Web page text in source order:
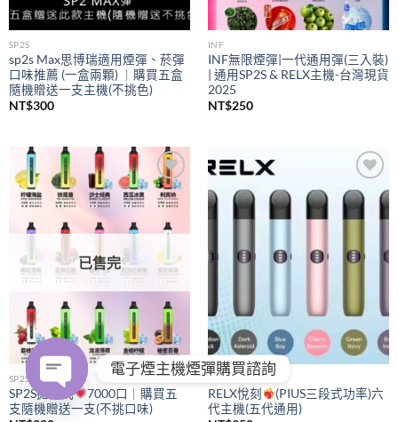
SP2S
sp2s Max思博瑞適用煙彈、菸彈
口味推薦 (一盒兩顆) ｜購買五盒
隨機贈送一支主機(不挑色)
NT$300
INF
INF無限煙彈|一代通用彈(三入裝)
| 通用SP2S & RELX主機-台灣現貨
2025
NT$250
Add to
wishlist
已售完
SP2S
SP2S拋棄式
7000口｜購買五
支隨機贈送一支(不挑口味)
Add to
wishlist
RELX
RELX悅刻
(PIUS三段式功率)六
代主機(五代通用)
電子煙主機煙彈購買諮詢
OPEN